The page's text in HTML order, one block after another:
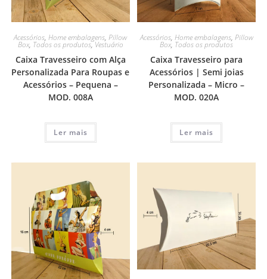
Acessórios,Home embalagens,Pillow
Box, Todos os produtos,Vestuário
Caixa Travesseiro com Alça
Personalizada Para Roupas e
Acessórios – Pequena –
MOD. 008A
Ler mais
Acessórios, Home embalagens, Pillow
Box, Todos os produtos
Caixa Travesseiro para
Acessórios | Semi joias
Personalizada – Micro –
MOD. 020A
Ler mais